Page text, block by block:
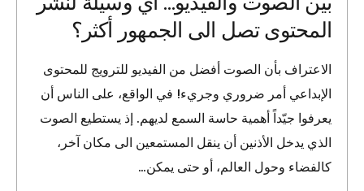
المحتوى تصل الى الجمهور أكثر؟
الاعتراف بأن الصوت أفضل من الفيديو للترويج للمحتوى
الإبداعي أمر ضروري وجريء! في الواقع، على الناس أن
يعرفوا جيّداً أهمية حاسة السمع لديهم. إذ يستطيع الصوت
الذي يدخل الأذنين أن ينقل المستمعين الى مكان آخر،
كالفضاء وحول العالم، أو حتى يمكن…